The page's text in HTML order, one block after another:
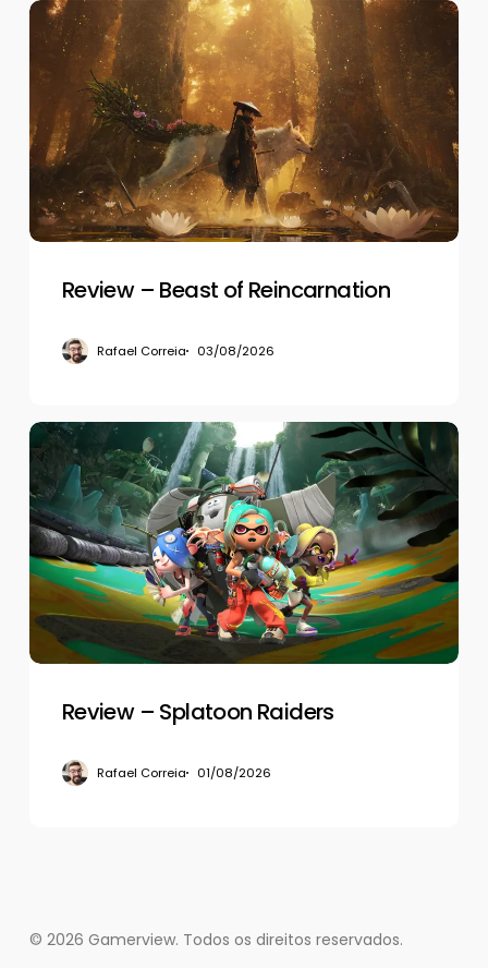
Review
–
Beast
Reincarnation
Review – Beast of Reincarnation
Rafael Correia 03/08/2026
Review
–
Splatoon
Raiders
Review – Splatoon Raiders
Rafael Correia 01/08/2026
© 2026 Gamerview. Todos os direitos reservados.